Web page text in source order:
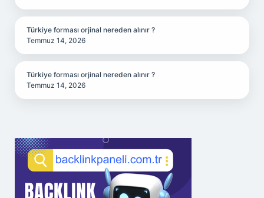
Türkiye forması orjinal nereden alınır ?
Temmuz 14, 2026
Türkiye forması orjinal nereden alınır ?
Temmuz 14, 2026